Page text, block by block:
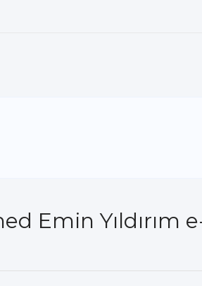
Emin Yıldırım